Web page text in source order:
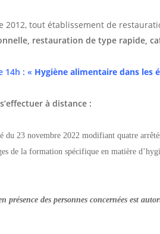
2012, tout établissement de
restauration de type rapide,
14h : « Hygiène alimentaire dans les
à distance :
du 23 novembre 2022 modifiant quatre
de la formation spécifique en matière
présence des personnes concernées est